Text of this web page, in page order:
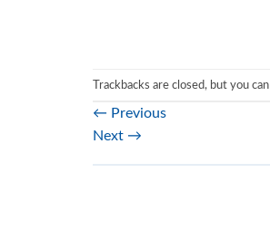
Trackbacks are closed, but you can
← Previous
Next →